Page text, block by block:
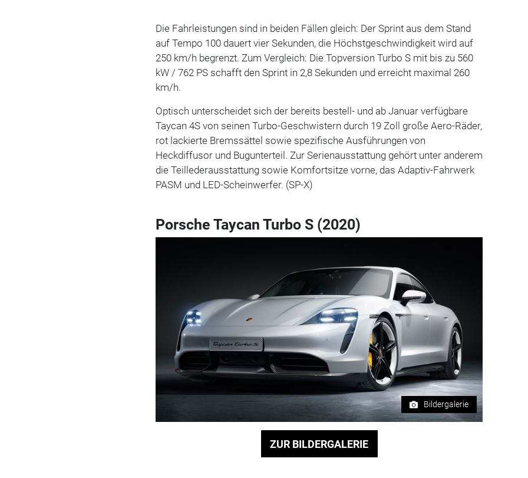
Die Fahrleistungen sind in beiden Fällen gleich: Der Sprint aus dem Stand
auf Tempo 100 dauert vier Sekunden, die Höchstgeschwindigkeit wird auf
250 km/h begrenzt. Zum Vergleich: Die Topversion Turbo S mit bis zu 560
kW / 762 PS schafft den Sprint in 2,8 Sekunden und erreicht maximal 260
km/h.
Optisch unterscheidet sich der bereits bestell- und ab Januar verfügbare
Taycan 4S von seinen Turbo-Geschwistern durch 19 Zoll große Aero-Räder,
rot lackierte Bremssättel sowie spezifische Ausführungen von
Heckdiffusor und Bugunterteil. Zur Serienausstattung gehört unter anderem
die Teillederausstattung sowie Komfortsitze vorne, das Adaptiv-Fahrwerk
PASM und LED-Scheinwerfer. (SP-X)
Porsche Taycan Turbo S (2020)
Bildergalerie
ZUR BILDERGALERIE